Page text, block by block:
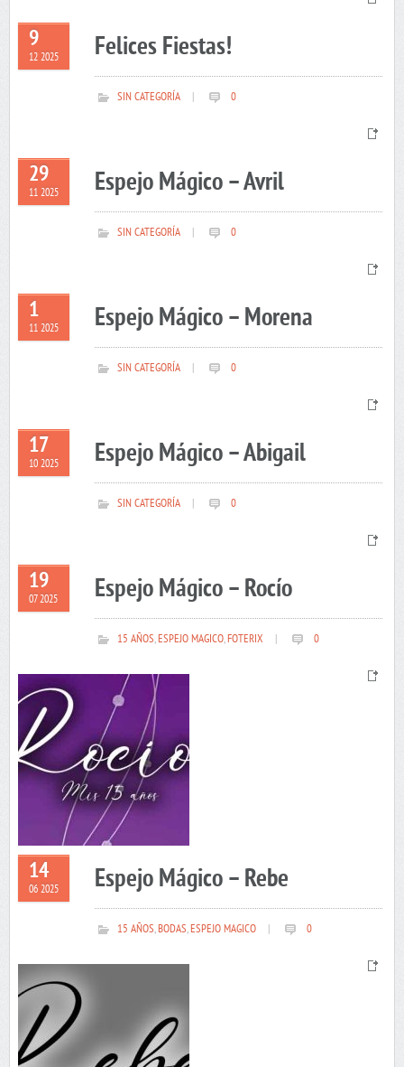
9
12 2025 Felices Fiestas!
SIN CATEGORÍA 0
29
11 2025 Espejo Mágico – Avril
SIN CATEGORÍA 0
1
11 2025 Espejo Mágico – Morena
SIN CATEGORÍA 0
17
10 2025 Espejo Mágico – Abigail
SIN CATEGORÍA 0
19
07 2025 Espejo Mágico – Rocío
15 AÑOS,ESPEJO MAGICO,FOTERIX 0
14
06 2025 Espejo Mágico – Rebe
15 AÑOS,BODAS,ESPEJO MAGICO 0